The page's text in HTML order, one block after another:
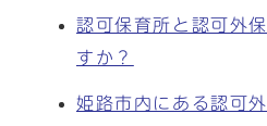
認可保育所と認可外
すか？
姫路市内にある認可